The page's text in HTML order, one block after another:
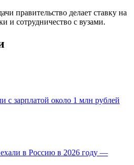
правительство делает ставку на
и сотрудничество с вузами.
с зарплатой около 1 млн рублей
в Россию в 2026 году —